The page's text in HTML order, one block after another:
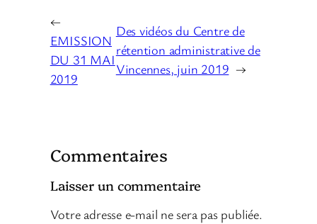
←
EMISSION
DU 31 MAI
2019
Des vidéos du Centre de
rétention administrative de
Vincennes, juin 2019 →
Commentaires
Laisser un commentaire
Votre adresse e-mail ne sera pas publiée.